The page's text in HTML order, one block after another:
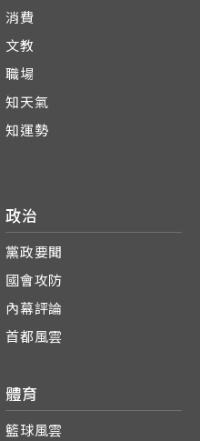
消費
文教
職場
知天氣
知運勢
政治
黨政要聞
國會攻防
內幕評論
首都風雲
體育
籃球風雲